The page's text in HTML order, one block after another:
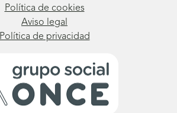
Política de cookies
Aviso legal
Política de privacidad